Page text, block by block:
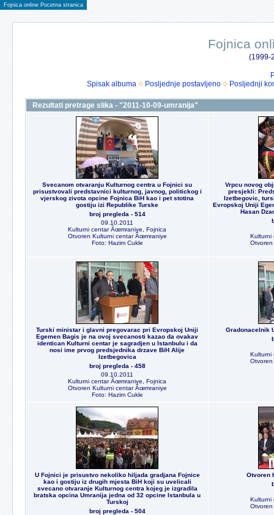
Fojnica online Pocetna stranica
Fojnica
(1999-
Spisak albuma
Posljednje postavljeno Posljednji
Rezultati pretrage slika - "2011-10-09-umranija"
Svecanom otvaranju Kulturnog centra u Fojnici su
prisustvovali predstavnici kulturnog, javnog, politickog i
vjerskog zivota opcine Fojnica BiH kao i pet stotina
gostiju izi Republike Turske
broj pregleda - 514
09.10.2011
Kulturni centar Ãœmraniye, Fojnica
Otvoren Kulturni centar Ãœmraniye
Foto: Hazim Cukle
Vrpcu novog
presjekli:
Izetbegovic,
Evropskoj Uniji
Hasan
Kulturni
Turski ministar i glavni pregovarac pri Evropskoj Uniji
Egemen Bagis je na ovoj svecanosti kazao da ovakav
identican Kulturni centar je sagradjen u Istanbulu i da
nosi ime prvog predsjednika drzave BiH Alije
Izetbegovica
broj pregleda - 458
09.10.2011
Kulturni centar Ãœmraniye, Fojnica
Otvoren Kulturni centar Ãœmraniye
Foto: Hazim Cukle
Gradonacelnik
Kulturni
U Fojnici je prisustvo nekoliko hiljada gradjana Fojnice
kao i gostiju iz drugih mjesta BiH koji su uvelicali
svecano otvaranje Kulturnog centra kojeg je izgradila
bratska opcina Umranija jedna od 32 opcine Istanbula u
Turskoj
broj pregleda - 504
Otvoren
Kulturni